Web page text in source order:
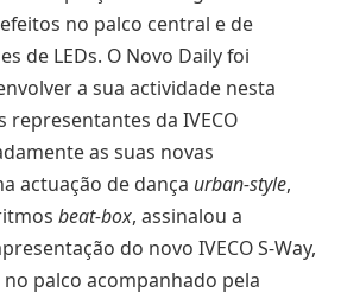
no palco central e de
de LEDs. O Novo Daily foi
a sua actividade nesta
representantes da IVECO
as suas novas
actuação de dança urban-style,
beat-box, assinalou a
do novo IVECO S-Way,
palco acompanhado pela